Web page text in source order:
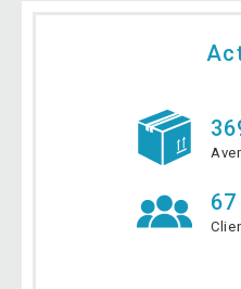
67